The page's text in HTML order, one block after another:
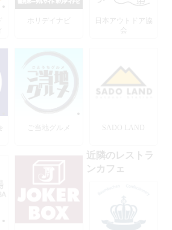
ホリデイナビ
日本アウトドア協
会
ご当地グルメ SADO LAND
近隣のレストラ
ンカフェ